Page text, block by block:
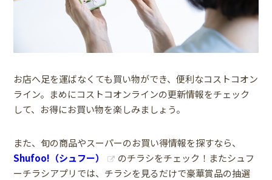
お店へ足を運ばなくても買い物ができ、便利なコストコオン
ライン。まめにコストコオンラインの更新情報をチェック
して、お得にお買い物を楽しみましょう。
また、旬の商品やスーパーのお買い得情報を探すなら、
Shufoo!（シュフー）
のチラシをチェック！またシュフ
ーチラシアプリでは、チラシを見るだけで豪華賞品の抽選